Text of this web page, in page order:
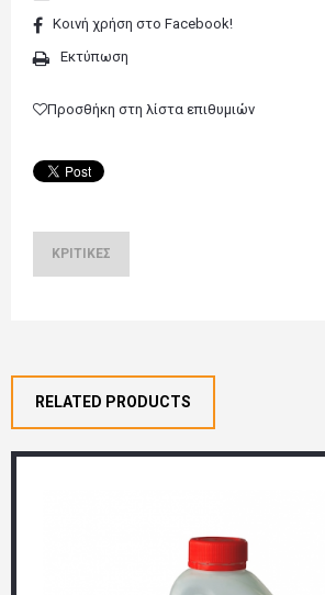
Κοινή χρήση στο Facebook!
Εκτύπωση
Προσθήκη στη λίστα επιθυμιών
ΚΡΙΤΙΚΈΣ
RELATED PRODUCTS